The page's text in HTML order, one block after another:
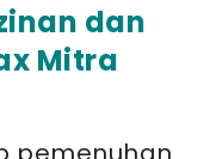
dan
Mitra